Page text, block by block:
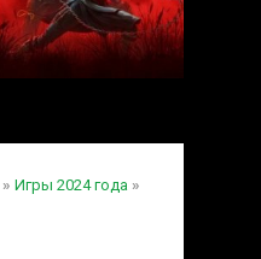
» Игры 2024 года »